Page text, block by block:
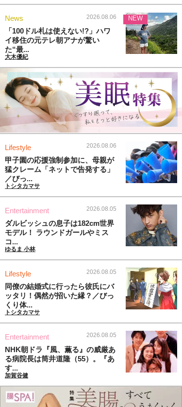
News 2026.08.06
「100ドル札は使えない!?」ハワ
イ移住の元テレ朝アナが驚い
た“最...
大木優紀
NEW
Lifestyle 2026.08.06
甲子園の応援強制参加に、母親が
猛クレーム「ネットで告発する」
／びっ...
トシタカマサ
Entertainment 2026.08.05
ダルビッシュの息子は182cm世界
モデル！ ラウンドガールやミス
コ...
ゆるま 小林
Lifestyle 2026.08.05
同僚の結婚式に行ったら彼氏にバ
ッタリ！偶然が招いた縁？／びっ
くり体...
トシタカマサ
Entertainment 2026.08.05
NHK朝ドラ『風、薫る』の威厳あ
る病院長は筒井道隆（55）。『あ
す...
加賀谷健